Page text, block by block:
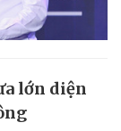
lớn diện